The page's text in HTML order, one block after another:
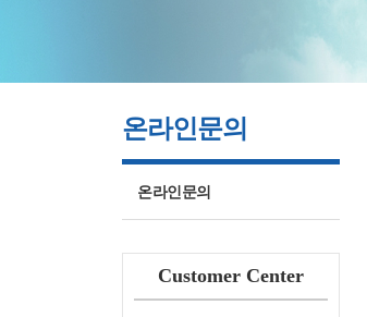
온라인문의
온라인문의
Customer Center